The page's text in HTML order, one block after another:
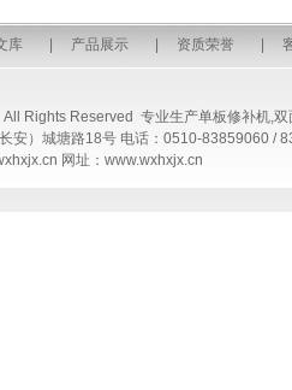
库 产品展示 资质荣誉
Rights Reserved 专业生产单板修补机,双
安）城塘路18号 电话：0510-83859060
网址：www.wxhxjx.cn